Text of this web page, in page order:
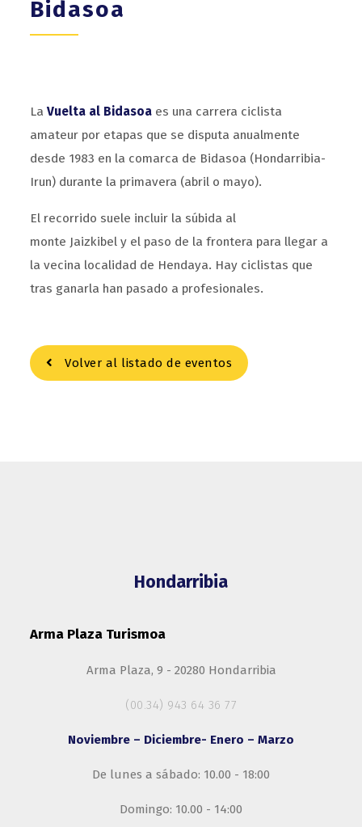
Bidasoa
LaVuelta al Bidasoa es una carrera ciclista
amateur por etapas que se disputa anualmente
desde 1983 en la comarca de Bidasoa (Hondarribia-
Irun) durante la primavera (abril o mayo). ​
El recorrido suele incluir la súbida al
monte Jaizkibel y el paso de la frontera para llegar a
la vecina localidad de Hendaya. Hay ciclistas que
tras ganarla han pasado a profesionales.
Volver al listado de eventos
Hondarribia
Arma Plaza Turismoa
Arma Plaza, 9 - 20280 Hondarribia
(00.34) 943 64 36 77
Noviembre – Diciembre- Enero – Marzo
De lunes a sábado: 10.00 - 18:00
Domingo: 10.00 - 14:00